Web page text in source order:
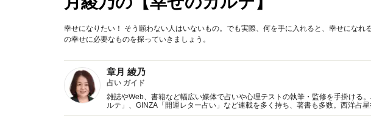
幸せになりたい！ そう願わない人はいないもの。でも実際、何を手に入れると、幸せになれ
の幸せに必要なものを探っていきましょう。
章月 綾乃
占い ガイド
雑誌やWeb、書籍など幅広い媒体で占いや心理テストの執筆・監修を手掛ける
ルテ」、GINZA「開運レター占い」など連載を多く持ち、著書も多数。西洋占
い、しぐさや言葉グセの研究など守備範囲は広め。